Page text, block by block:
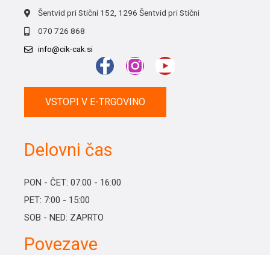
Šentvid pri Stični 152, 1296 Šentvid pri Stični
070 726 868
info@cik-cak.si
VSTOPI V E-TRGOVINO
Delovni čas
PON - ČET: 07:00 - 16:00
PET: 7:00 - 15:00
SOB - NED: ZAPRTO
Povezave